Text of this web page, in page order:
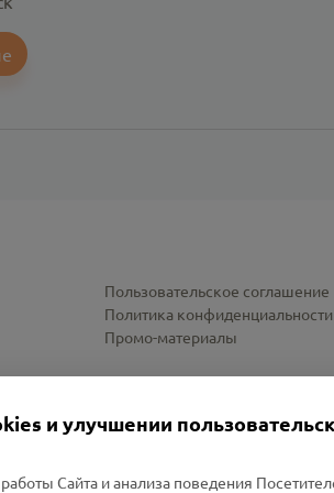
Пользовательское соглашение
Политика конфиденциальности
Промо-материалы
и улучшении
Сайта и анализа поведения